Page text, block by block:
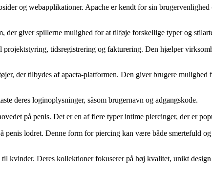
og webapplikationer. Apache er kendt for sin
giver spillerne mulighed for at tilføje forskellige typer og
tidsregistrering og fakturering. Den hjælper
der tilbydes af apacta-platformen. Den giver brugere mulighed
deres loginoplysninger, såsom brugernavn og adgangskode.
på penis. Det er en af flere typer intime piercinger, der er
lodret. Denne form for piercing kan være både smertefuld
kvinder. Deres kollektioner fokuserer på høj kvalitet, unikt